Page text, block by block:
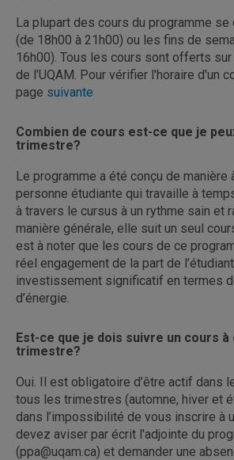
La plupart des cours du programme se
(de 18h00 à 21h00) ou les fins de
16h00). Tous les cours sont offerts
de l’UQAM. Pour vérifier l'horaire d'un
page suivante
Combien de cours est-ce que je
trimestre?
Le programme a été conçu de manière
personne étudiante qui travaille à
à travers le cursus à un rythme sain et
manière générale, elle suit un seul
est à noter que les cours de ce
réel engagement de la part de
investissement significatif en termes
d’énergie.
Est-ce que je dois suivre un cours à
trimestre?
Oui. Il est obligatoire d’être actif dans
tous les trimestres (automne, hiver et
dans l’impossibilité de vous inscrire à
devez aviser par écrit l'adjointe du
(ppa@uqam.ca) et demander une